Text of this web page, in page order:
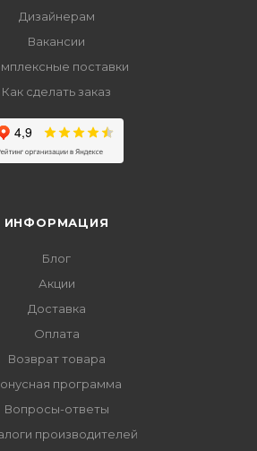
Дизайнерам
Вакансии
поставки
Как сделать заказ
ИНФОРМАЦИЯ
Блог
Акции
Доставка
Оплата
Возврат товара
программа
Вопросы-ответы
производителей